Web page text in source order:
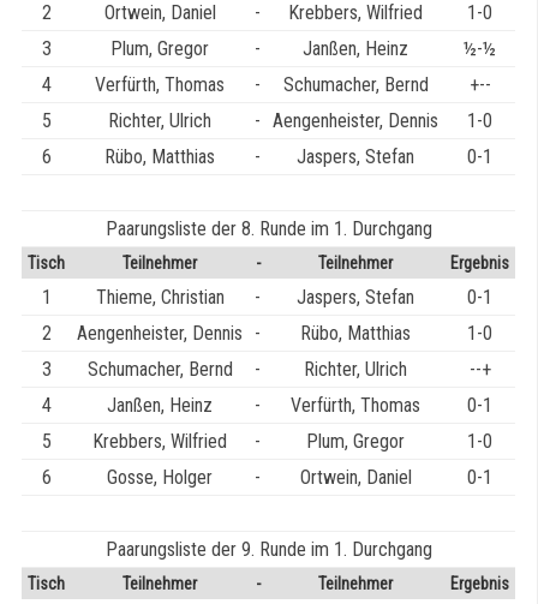
2
Ortwein, Daniel - Krebbers, Wilfried
1-0
3
Plum, Gregor - Janßen, Heinz
½-½
4
Verfürth, Thomas - Schumacher, Bernd
+--
5
Richter, Ulrich - Aengenheister, Dennis
1-0
6
Rübo, Matthias - Jaspers, Stefan 0-1
Paarungsliste der 8. Runde im 1. Durchgang
Tisch Teilnehmer - Teilnehmer Ergebnis
1 Thieme, Christian - Jaspers, Stefan
0-1
2
Aengenheister, Dennis - Rübo, Matthias
1-0
3
Schumacher, Bernd - Richter, Ulrich
--+
4
Janßen, Heinz - Verfürth, Thomas
0-1
5
Krebbers, Wilfried - Plum, Gregor
1-0
6
Gosse, Holger - Ortwein, Daniel 0-1
Paarungsliste der 9. Runde im 1. Durchgang
Tisch Teilnehmer - Teilnehmer Ergebnis